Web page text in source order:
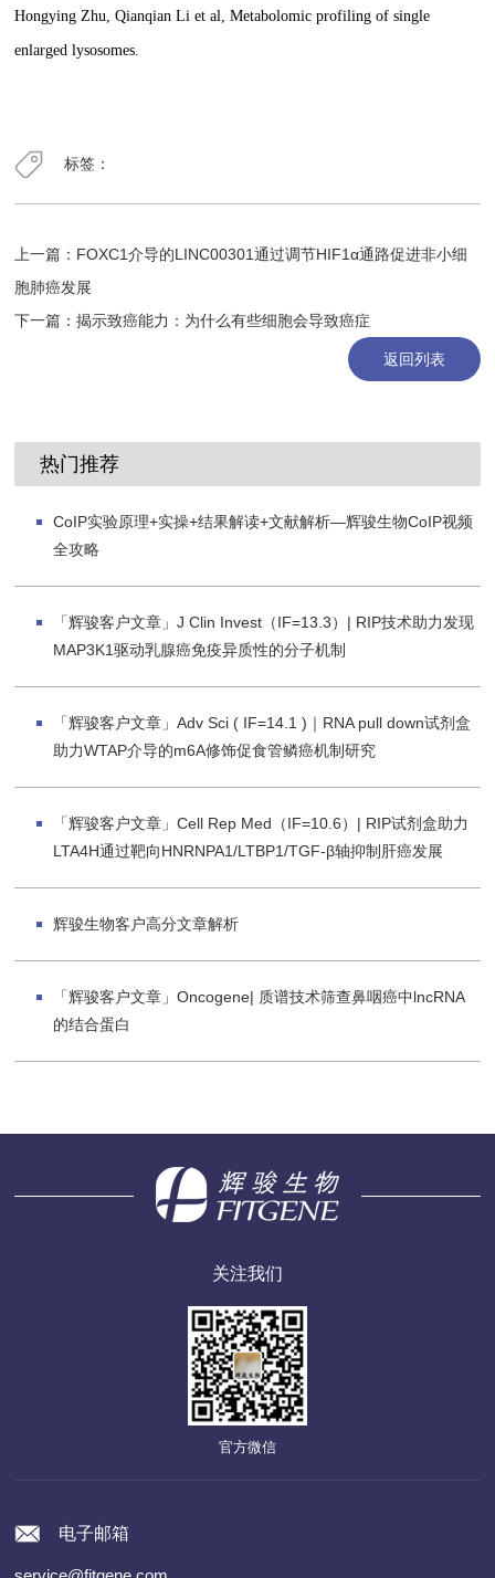
Hongying Zhu, Qianqian Li et al, Metabolomic profiling of single
enlarged lysosomes.
标签：
上一篇： FOXC1介导的LINC00301通过调节HIF1α通路促进非小细
胞肺癌发展
下一篇：揭示致癌能力：为什么有些细胞会导致癌症
返回列表
热门推荐
CoIP实验原理+实操+结果解读+文献解析—辉骏生物CoIP视频
全攻略
「辉骏客户文章」J Clin Invest（IF=13.3）| RIP技术助力发现
MAP3K1驱动乳腺癌免疫异质性的分子机制
「辉骏客户文章」Adv Sci ( IF=14.1 )｜RNA pull down试剂盒
助力WTAP介导的m6A修饰促食管鳞癌机制研究
「辉骏客户文章」Cell Rep Med（IF=10.6）| RIP试剂盒助力
LTA4H通过靶向HNRNPA1/LTBP1/TGF-β轴抑制肝癌发展
辉骏生物客户高分文章解析
「辉骏客户文章」Oncogene| 质谱技术筛查鼻咽癌中lncRNA
的结合蛋白
关注我们
官方微信
电子邮箱